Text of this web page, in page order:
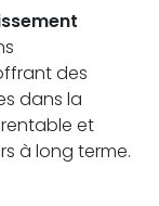
des
dans la
et
à long terme.